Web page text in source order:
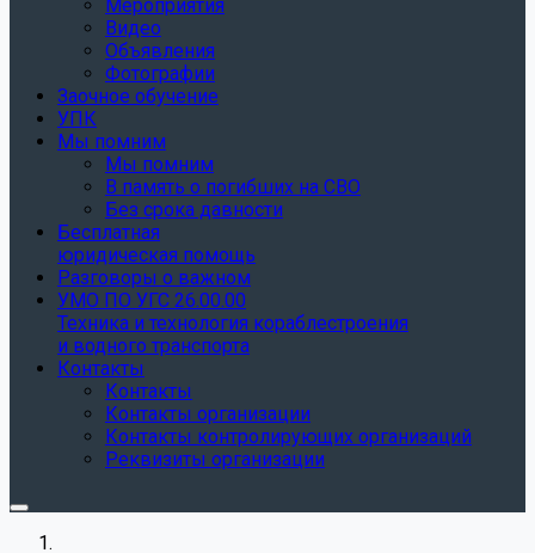
Мероприятия
Видео
Объявления
Фотографии
Заочное обучение
УПК
Мы помним
Мы помним
В память о погибших на СВО
Без срока давности
Бесплатная
юридическая помощь
Разговоры о важном
УМО ПО УГС 26.00.00
Техника и технология кораблестроения
и водного транспорта
Контакты
Контакты
Контакты организации
Контакты контролирующих организаций
Реквизиты организации